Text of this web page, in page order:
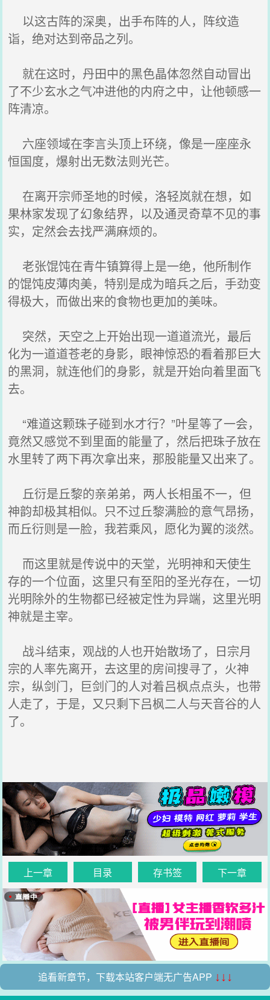
以这古阵的深奥，出手布阵的人，阵纹造
诣，绝对达到帝品之列。
就在这时，丹田中的黑色晶体忽然自动冒出
了不少玄水之气冲进他的内府之中，让他顿感一
阵清凉。
六座领域在李言头顶上环绕，像是一座座永
恒国度，爆射出无数法则光芒。
在离开宗师圣地的时候，洛轻岚就在想，如
果林家发现了幻象结界，以及通灵奇草不见的事
实，定然会去找严满麻烦的。
老张馄饨在青牛镇算得上是一绝，他所制作
的馄饨皮薄肉美，特别是成为暗兵之后，手劲变
得极大，而做出来的食物也更加的美味。
突然，天空之上开始出现一道道流光，最后
化为一道道苍老的身影，眼神惊恐的看着那巨大
的黑洞，就连他们的身影，就是开始向着里面飞
去。
“难道这颗珠子碰到水才行？”叶星等了一会，
竟然又感觉不到里面的能量了，然后把珠子放在
水里转了两下再次拿出来，那股能量又出来了。
丘衍是丘黎的亲弟弟，两人长相虽不一，但
神韵却极其相似。只不过丘黎满脸的意气昂扬，
而丘衍则是一脸，我若乘风，愿化为翼的淡然。
而这里就是传说中的天堂，光明神和天使生
存的一个位面，这里只有至阳的圣光存在，一切
光明除外的生物都已经被定性为异端，这里光明
神就是主宰。
战斗结束，观战的人也开始散场了，日宗月
宗的人率先离开，去这里的房间搜寻了，火神
宗，纵剑门，巨剑门的人对着吕枫点点头，也带
人走了，于是，又只剩下吕枫二人与天音谷的人
了。
上一章 目录 存书签 下一章
追看新章节，下载本站客户端无广告APP ↓↓↓